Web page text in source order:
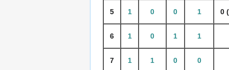
5 1 0 0 1 0
6 1 0 1 1
7 1 1 0 0